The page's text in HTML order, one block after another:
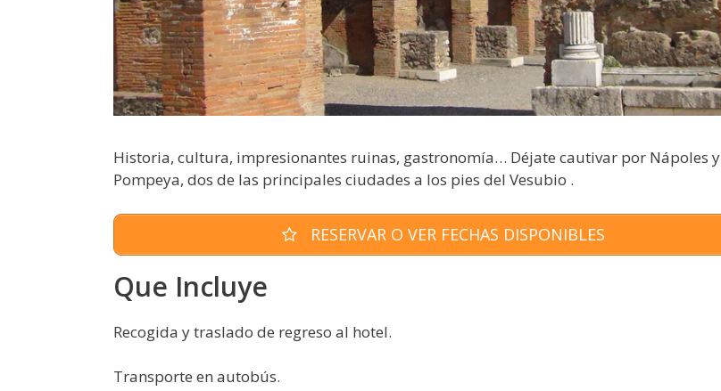
Historia, cultura, impresionantes ruinas, gastronomía… Déjate cautivar por Nápoles y
Pompeya, dos de las principales ciudades a los pies del Vesubio .
RESERVAR O VER FECHAS DISPONIBLES
Que Incluye
Recogida y traslado de regreso al hotel.
Transporte en autobús.